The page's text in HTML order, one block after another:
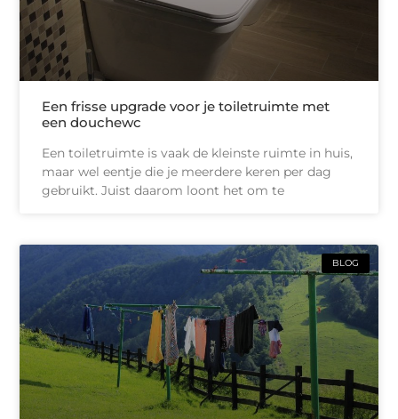
Een frisse upgrade voor je toiletruimte met
een douchewc
Een toiletruimte is vaak de kleinste ruimte in huis,
maar wel eentje die je meerdere keren per dag
gebruikt. Juist daarom loont het om te
BLOG